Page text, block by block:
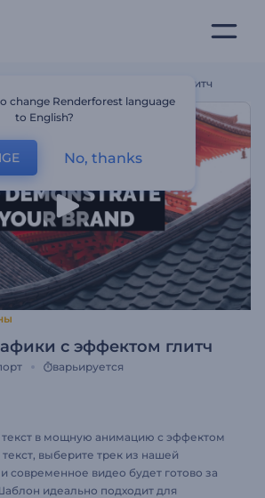
Типографики С Эффектом Глитч
с эффектом глитч
варьируется
текст в мощную анимацию с эффектом
текст, выберите трек из нашей
современное видео будет готово за
идеально подходит для
change Renderforest language
to English?
No, thanks